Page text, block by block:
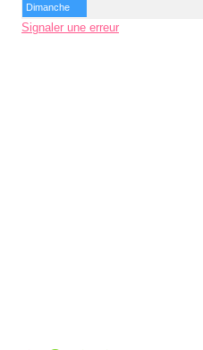
Dimanche
Signaler une erreur